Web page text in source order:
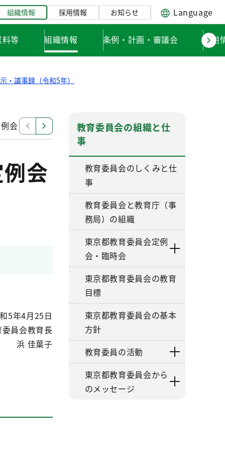
組織情報 採用情報 お知らせ Language
等 組織情報 条例・計画・審議会 採用
・議事録（令和5年）
会 令和5年東京都教育委員会第19回定例会
会
5年4月25日
員会教育長
浜 佳葉子
教育委員会の組織と仕
事
教育委員会のしくみと仕
事
教育委員会と教育庁（事
務局）の組織
東京都教育委員会定例
会・臨時会
東京都教育委員会の教育
目標
東京都教育委員会の基本
方針
教育委員の活動
東京都教育委員会から
のメッセージ